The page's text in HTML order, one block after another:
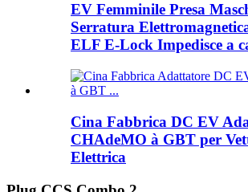
EV Femminile Presa
Serratura
ELF E-Lock Impedisce a
Cina Fabbrica DC EV
CHAdeMO à GBT per
Elettrica